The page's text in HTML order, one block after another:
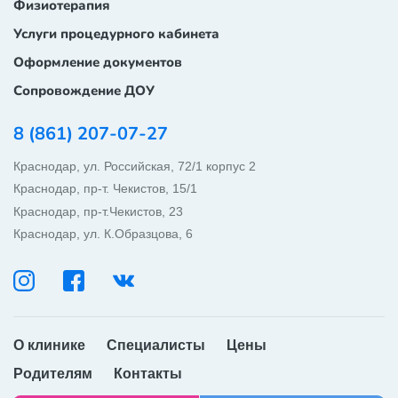
8 (861) 207-07-27
Краснодар, ул. Российская, 72/1 корпус 2
Краснодар, пр-т. Чекистов, 15/1
Краснодар, пр-т.Чекистов, 23
Краснодар, ул. К.Образцова, 6
Физиотерапия
Услуги процедурного кабинета
Оформление документов
Сопровождение ДОУ
О клинике Специалисты
Цены
Родителям
Контакты